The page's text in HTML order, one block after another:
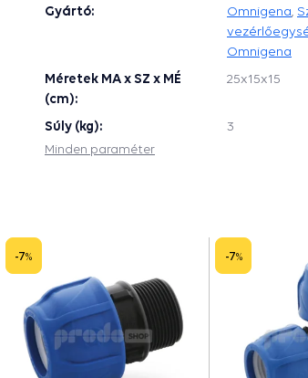
Gyártó: Omnigena
Omnigena
Méretek MA x SZ x MÉ
(cm):
25x15x15
Súly (kg):
3
Minden paraméter
-7% -7%